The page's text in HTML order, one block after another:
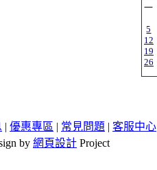
一
5
12
19
26
| 優惠專區 | 常見問題 | 客服中心
by 網頁設計 Project